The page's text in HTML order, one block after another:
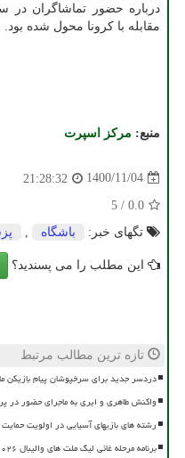
درباره حضور تماشاگران در
مقابله با کرونا محول شده بود.
منبع: مركز اسپرت
1400/11/04
21:28:32
0.0
/
5
تگهای خبر:
باشگاه
این مطلب را می پسندید؟
تازه ترین مطالب مرتبط
دردسر جدید برای سرخپوشان پیام بازیکن
واکنش طاهری و ایری به ماجرای حضور در
رشته های بازیهای آسیایی در اولویت
برنامه مرحله غائی لیگ ملت های والیبال ۲۰۲۶